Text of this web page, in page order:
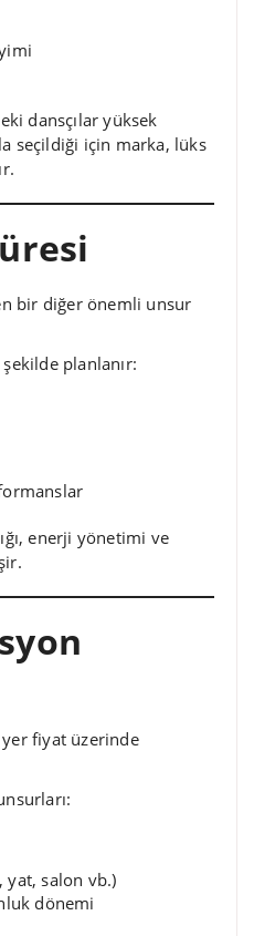
dansçılar yüksek
seçildiği için marka, lüks
bir diğer önemli unsur
planlanır:
enerji yönetimi ve
fiyat üzerinde
yat, salon vb.)
dönemi